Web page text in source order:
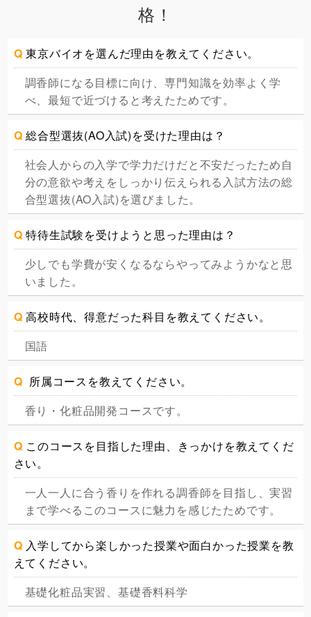
格！
Q 東京バイオを選んだ理由を教えてください。
調香師になる目標に向け、専門知識を効率よく学
べ、最短で近づけると考えたためです。
Q 総合型選抜(AO入試)を受けた理由は？
社会人からの入学で学力だけだと不安だったため自
分の意欲や考えをしっかり伝えられる入試方法の総
合型選抜(AO入試)を選びました。
Q 特待生試験を受けようと思った理由は？
少しでも学費が安くなるならやってみようかなと思
いました。
Q 高校時代、得意だった科目を教えてください。
国語
Q 所属コースを教えてください。
香り・化粧品開発コースです。
Q このコースを目指した理由、きっかけを教えてくだ
さい。
一人一人に合う香りを作れる調香師を目指し、実習
まで学べるこのコースに魅力を感じたためです。
Q 入学してから楽しかった授業や面白かった授業を教
えてください。
基礎化粧品実習、基礎香料科学